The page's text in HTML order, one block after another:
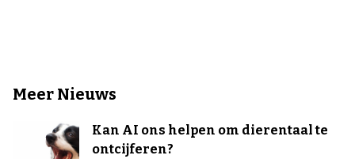
Meer Nieuws
Kan AI ons helpen om dierentaal te
ontcijferen?